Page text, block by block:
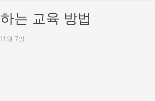
는 교육 방법
월 7일